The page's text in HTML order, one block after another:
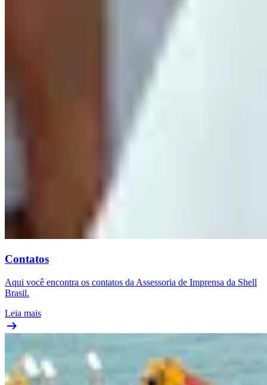
Contatos
Aqui você encontra os contatos da Assessoria de Imprensa da Shell
Brasil.
Leia mais